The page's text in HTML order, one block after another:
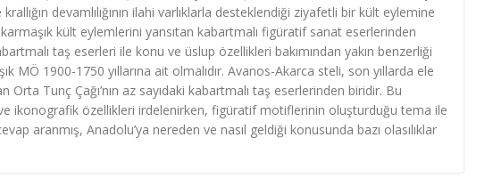
devamlılığının ilahi varlıklarla desteklendiği ziyafetli bir kült eylemine
kült eylemlerini yansıtan kabartmalı figüratif sanat eserlerinden
taş eserleri ile konu ve üslup özellikleri bakımından yakın benzerliği
MÖ 1900-1750 yıllarına ait olmalıdır. Avanos-Akarca steli, son yıllarda ele
Tunç Çağı’nın az sayıdaki kabartmalı taş eserlerinden biridir. Bu
ikonografik özellikleri irdelenirken, figüratif motiflerinin oluşturduğu tema ile
aranmış, Anadolu’ya nereden ve nasıl geldiği konusunda bazı olasılıklar